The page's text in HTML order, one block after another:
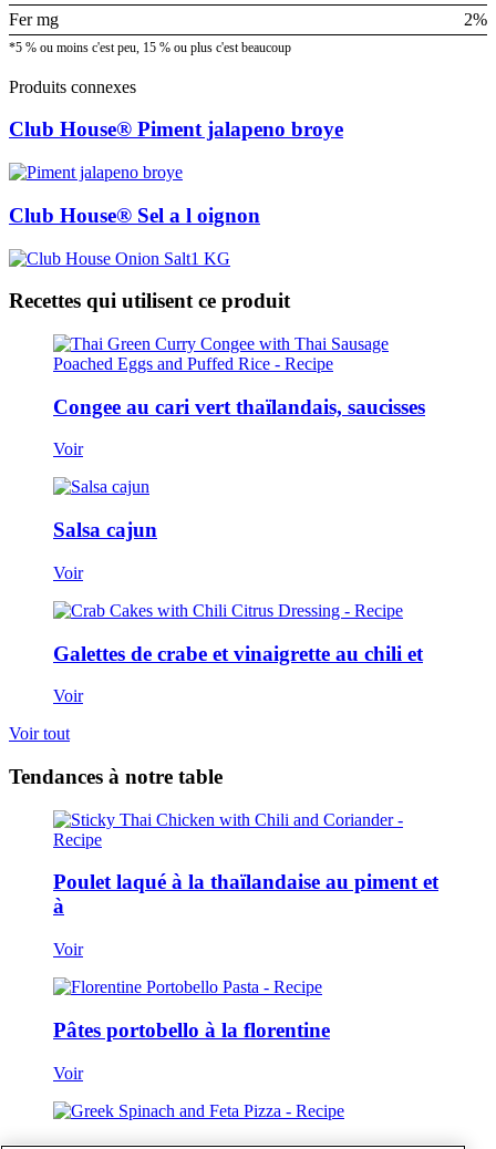
Fer mg
2%
*5 % ou moins c'est peu, 15 % ou plus c'est beaucoup
Produits connexes
Club House® Piment jalapeno broye
Club House® Sel a l oignon
Recettes qui utilisent ce produit
Congee au cari vert thaïlandais, saucisses
Voir
Salsa cajun
Voir
Galettes de crabe et vinaigrette au chili et
Voir
Voir tout
Tendances à notre table
Poulet laqué à la thaïlandaise au piment et
à
Voir
Pâtes portobello à la florentine
Voir